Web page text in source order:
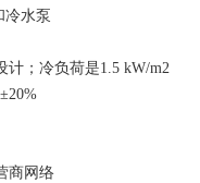
冷水泵
计；冷负荷是1.5 kW/m2
商网络